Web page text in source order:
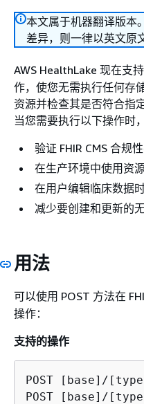
本文属于机器翻译版本
差异，则一律以英文原
AWS HealthLake 现在支
作，使您无需执行任何存
资源并检查其是否符合指
当您需要执行以下操作时
验证 FHIR CMS 合规
在生产环境中使用资
在用户编辑临床数据
减少要创建和更新的
用法
可以使用 POST 方法在
操作：
支持的操作
POST [base]/
POST [base]/